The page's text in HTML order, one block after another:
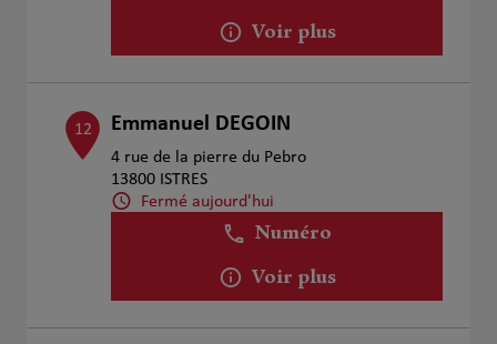
Voir plus
12 Emmanuel DEGOIN
4 rue de la pierre du Pebro
13800 ISTRES
Fermé aujourd'hui
Numéro
Voir plus